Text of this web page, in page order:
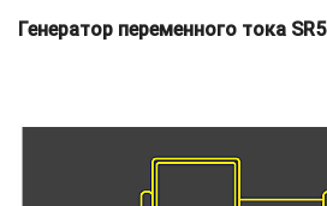
Генератор переменного тока SR5